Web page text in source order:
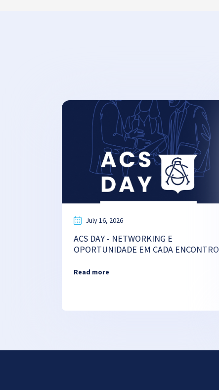
July 16, 2026
ACS DAY - NETWORKING E
OPORTUNIDADE EM CADA ENCONTRO
Read more